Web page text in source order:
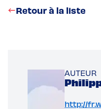
Retour à la liste
AUTEUR
http://